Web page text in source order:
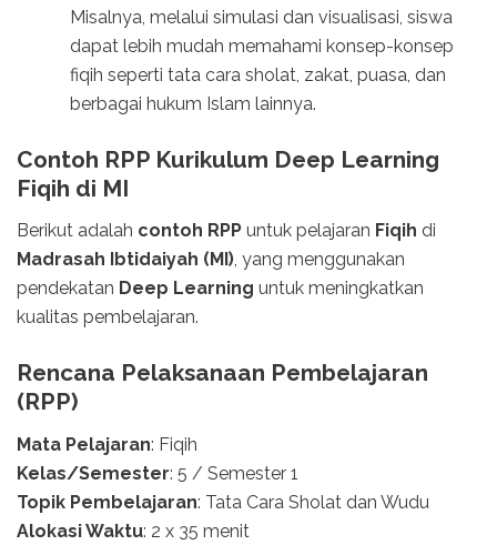
Misalnya, melalui simulasi dan visualisasi, siswa
dapat lebih mudah memahami konsep-konsep
fiqih seperti tata cara sholat, zakat, puasa, dan
berbagai hukum Islam lainnya.
Contoh RPP Kurikulum Deep Learning
Fiqih di MI
Berikut adalah contoh RPP untuk pelajaran Fiqih di
Madrasah Ibtidaiyah (MI), yang menggunakan
pendekatan Deep Learning untuk meningkatkan
kualitas pembelajaran.
Rencana Pelaksanaan Pembelajaran
(RPP)
Mata Pelajaran: Fiqih
Kelas/Semester: 5 / Semester 1
Topik Pembelajaran: Tata Cara Sholat dan Wudu
Alokasi Waktu: 2 x 35 menit